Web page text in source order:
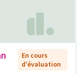
En cours
d'évaluation